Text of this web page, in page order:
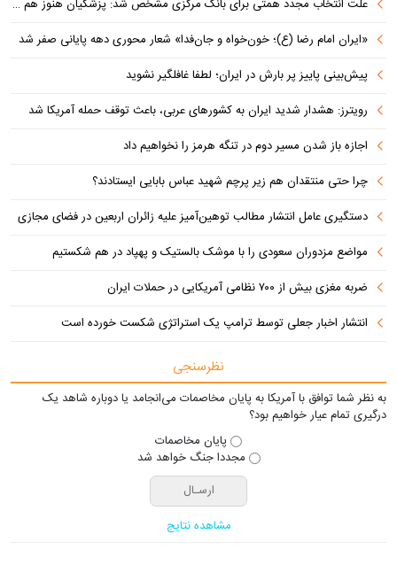
علت انتخاب مجدد همتی برای بانک مرکزی مشخص شد: پزشکیان هنوز هم متوجه نشده است چرا همتی استیضاح شد!
«ایران امام رضا (ع)؛ خون‌خواه و جان‌فدا» شعار محوری دهه پایانی صفر شد
پیش‌بینی پاییز پر بارش در ایران؛ لطفا غافلگیر نشوید
رویترز: هشدار شدید ایران به کشورهای عربی، باعث توقف حمله آمریکا شد
اجازه باز شدن مسیر دوم در تنگه هرمز را نخواهیم داد
چرا حتی منتقدان هم زیر پرچم شهید عباس بابایی ایستادند؟
دستگیری عامل انتشار مطالب توهین‌آمیز علیه زائران اربعین در فضای مجازی
مواضع مزدوران سعودی را با موشک بالستیک و پهپاد در هم شکستیم
ضربه مغزی بیش از ۷۰۰ نظامی آمریکایی در حملات ایران
انتشار اخبار جعلی توسط ترامپ یک استراتژی شکست خورده است
نظرسنجی
به نظر شما توافق با آمریکا به پایان مخاصمات می‌انجامد یا دوباره شاهد یک
درگیری تمام عیار خواهیم بود؟
پایان مخاصمات
مجددا جنگ خواهد شد
مشاهده نتایج